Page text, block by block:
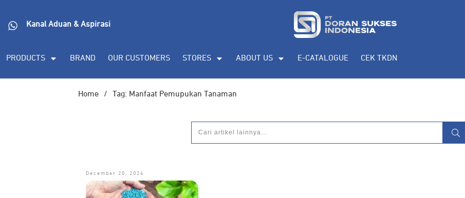
Kanal Aduan & Aspirasi
PRODUCTS BRAND OUR CUSTOMERS STORES ABOUT US E-CATALOGUE CEK TKDN
Home / Tag: Manfaat Pemupukan Tanaman
December 20, 2024